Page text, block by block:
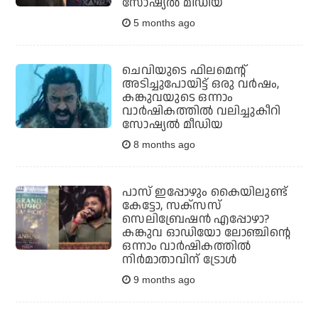
5 months ago
ചെവിയുടെ ഫിലമെന്റ്
അടിച്ചുപോയിട്ട് ഒരു വര്‍ഷം,
കങ്കുവയുടെ ഒന്നാം
വാര്‍ഷികത്തില്‍ വലിച്ചുകീറി
സോഷ്യല്‍ മീഡിയ
8 months ago
പാസ് ഇപ്പോഴും കൈയിലുണ്ട്
കേട്ടോ, സക്‌സസ്
സെലിബ്രേഷന്‍ എപ്പോഴാ?
കങ്കുവ ഓഡിയോ ലോഞ്ചിന്റെ
ഒന്നാം വാര്‍ഷികത്തില്‍
നിര്‍മാതാവിന് ട്രോള്‍
9 months ago